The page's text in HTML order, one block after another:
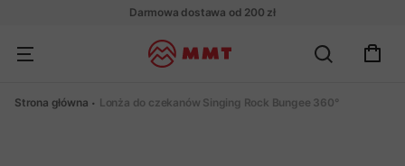
Darmowa dostawa od 200 zł
Strona główna Lonża do czekanów Singing Rock Bungee 360°